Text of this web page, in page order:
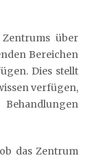
über
Bereichen
Dies stellt
verfügen,
das Zentrum